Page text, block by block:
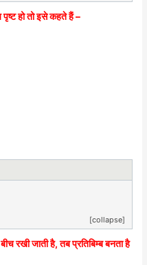
हो तो इसे कहते हैं –
[collapse]
रखी जाती है, तब प्रतिबिम्ब बनता है